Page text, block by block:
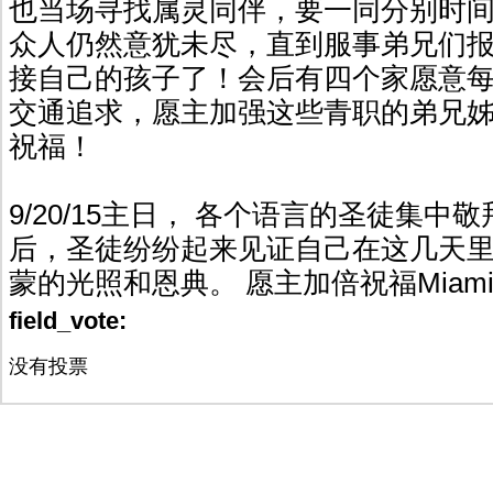
也当场寻找属灵同伴，要一同分别时
众人仍然意犹未尽，直到服事弟兄们
接自己的孩子了！会后有四个家愿意
交通追求，愿主加强这些青职的弟兄
祝福！
9/20/15主日， 各个语言的圣徒集中敬
后，圣徒纷纷起来见证自己在这几天
蒙的光照和恩典。 愿主加倍祝福
field_vote:
没有投票